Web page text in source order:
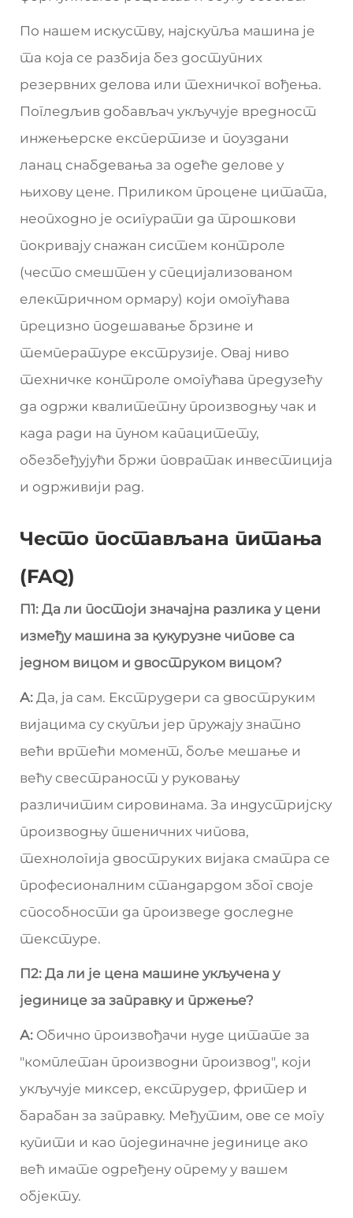
По нашем искуству, најскупља машина је
та која се разбија без доступних
резервних делова или техничког вођења.
Погледљив добављач укључује вредност
инжењерске експертизе и поуздани
ланац снабдевања за одеће делове у
њихову цене. Приликом процене цитата,
неопходно је осигурати да трошкови
покривају снажан систем контроле
(често смештен у специјализованом
електричном ормару) који омогућава
прецизно подешавање брзине и
температуре екструзије. Овај ниво
техничке контроле омогућава предузећу
да одржи квалитетну производњу чак и
када ради на пуном капацитету,
обезбеђујући бржи повратак инвестиција
и одрживији рад.
Често постављана питања
(FAQ)
П1: Да ли постоји значајна разлика у цени
између машина за кукурузне чипове са
једном вицом и двоструком вицом?
А: Да, ја сам. Екструдери са двоструким
вијацима су скупљи јер пружају знатно
већи вртећи момент, боље мешање и
већу свестраност у руковању
различитим сировинама. За индустријску
производњу пшеничних чипова,
технологија двоструких вијака сматра се
професионалним стандардом због своје
способности да произведе доследне
текстуре.
П2: Да ли је цена машине укључена у
јединице за заправку и пржење?
А: Обично произвођачи нуде цитате за
"комплетан производни производ", који
укључује миксер, екструдер, фритер и
барабан за заправку. Међутим, ове се могу
купити и као појединачне јединице ако
већ имате одређену опрему у вашем
објекту.